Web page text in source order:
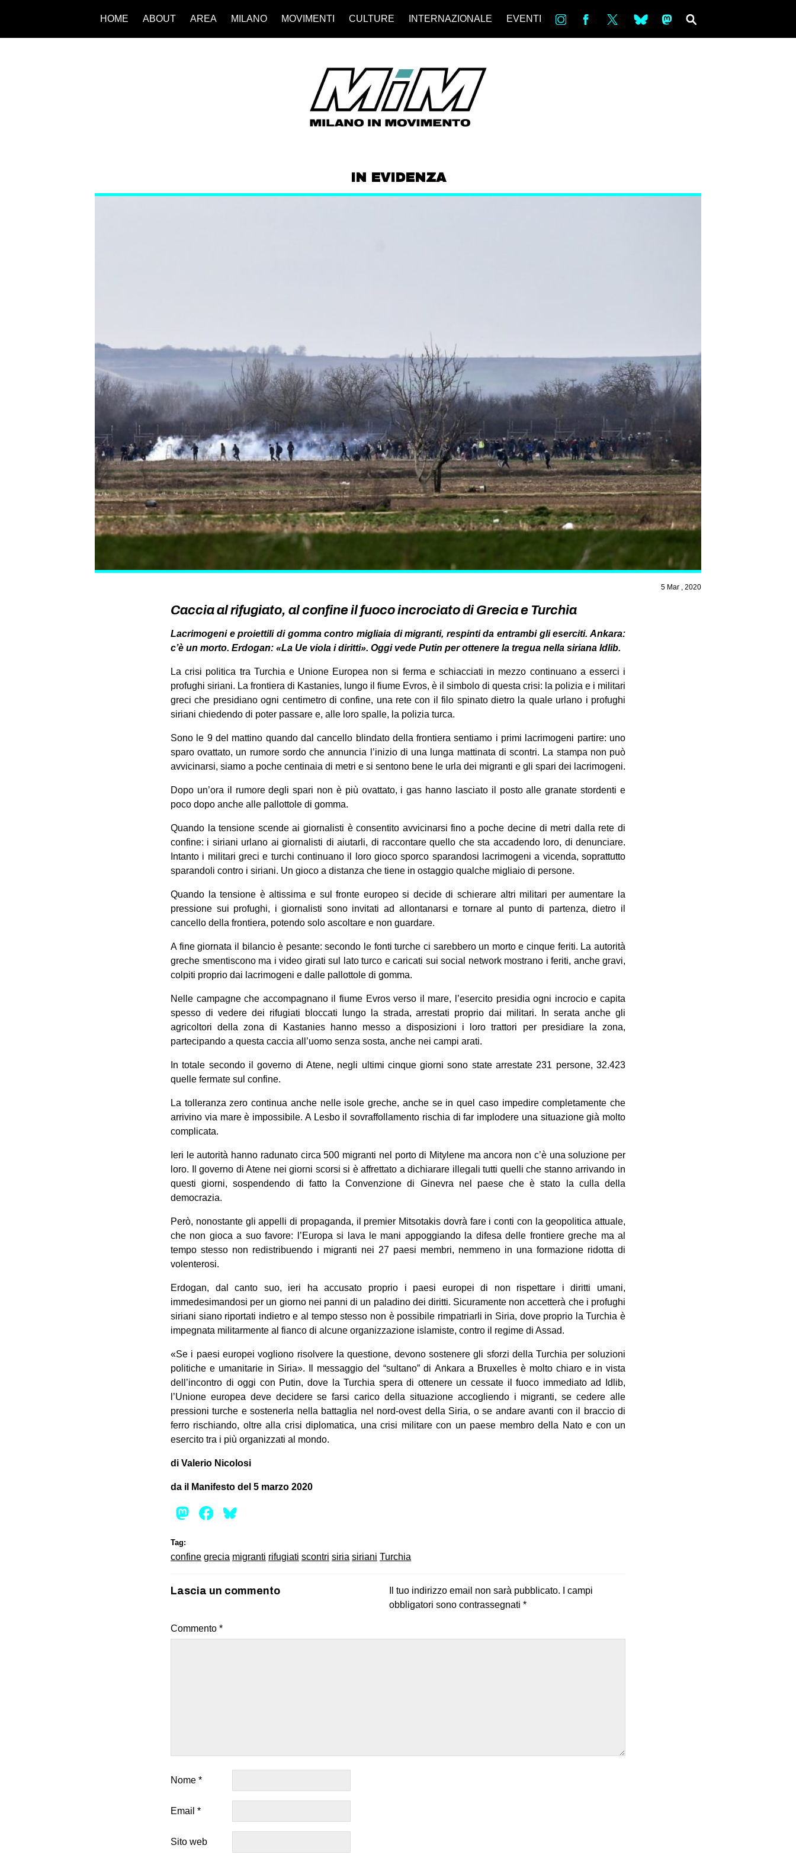
HOME ABOUT AREA MILANO MOVIMENTI CULTURE INTERNAZIONALE EVENTI in bsky ms
IN EVIDENZA
5 Mar , 2020
Caccia al rifugiato, al confine il fuoco incrociato di Grecia e Turchia
Lacrimogeni e proiettili di gomma contro migliaia di migranti, respinti da entrambi gli eserciti. Ankara:
c’è un morto. Erdogan: «La Ue viola i diritti». Oggi vede Putin per ottenere la tregua nella siriana Idlib.
La crisi politica tra Turchia e Unione Europea non si ferma e schiacciati in mezzo continuano a esserci i
profughi siriani. La frontiera di Kastanies, lungo il fiume Evros, è il simbolo di questa crisi: la polizia e i militari
greci che presidiano ogni centimetro di confine, una rete con il filo spinato dietro la quale urlano i profughi
siriani chiedendo di poter passare e, alle loro spalle, la polizia turca.
Sono le 9 del mattino quando dal cancello blindato della frontiera sentiamo i primi lacrimogeni partire: uno
sparo ovattato, un rumore sordo che annuncia l’inizio di una lunga mattinata di scontri. La stampa non può
avvicinarsi, siamo a poche centinaia di metri e si sentono bene le urla dei migranti e gli spari dei lacrimogeni.
Dopo un’ora il rumore degli spari non è più ovattato, i gas hanno lasciato il posto alle granate stordenti e
poco dopo anche alle pallottole di gomma.
Quando la tensione scende ai giornalisti è consentito avvicinarsi fino a poche decine di metri dalla rete di
confine: i siriani urlano ai giornalisti di aiutarli, di raccontare quello che sta accadendo loro, di denunciare.
Intanto i militari greci e turchi continuano il loro gioco sporco sparandosi lacrimogeni a vicenda, soprattutto
sparandoli contro i siriani. Un gioco a distanza che tiene in ostaggio qualche migliaio di persone.
Quando la tensione è altissima e sul fronte europeo si decide di schierare altri militari per aumentare la
pressione sui profughi, i giornalisti sono invitati ad allontanarsi e tornare al punto di partenza, dietro il
cancello della frontiera, potendo solo ascoltare e non guardare.
A fine giornata il bilancio è pesante: secondo le fonti turche ci sarebbero un morto e cinque feriti. La autorità
greche smentiscono ma i video girati sul lato turco e caricati sui social network mostrano i feriti, anche gravi,
colpiti proprio dai lacrimogeni e dalle pallottole di gomma.
Nelle campagne che accompagnano il fiume Evros verso il mare, l’esercito presidia ogni incrocio e capita
spesso di vedere dei rifugiati bloccati lungo la strada, arrestati proprio dai militari. In serata anche gli
agricoltori della zona di Kastanies hanno messo a disposizioni i loro trattori per presidiare la zona,
partecipando a questa caccia all’uomo senza sosta, anche nei campi arati.
In totale secondo il governo di Atene, negli ultimi cinque giorni sono state arrestate 231 persone, 32.423
quelle fermate sul confine.
La tolleranza zero continua anche nelle isole greche, anche se in quel caso impedire completamente che
arrivino via mare è impossibile. A Lesbo il sovraffollamento rischia di far implodere una situazione già molto
complicata.
Ieri le autorità hanno radunato circa 500 migranti nel porto di Mitylene ma ancora non c’è una soluzione per
loro. Il governo di Atene nei giorni scorsi si è affrettato a dichiarare illegali tutti quelli che stanno arrivando in
questi giorni, sospendendo di fatto la Convenzione di Ginevra nel paese che è stato la culla della
democrazia.
Però, nonostante gli appelli di propaganda, il premier Mitsotakis dovrà fare i conti con la geopolitica attuale,
che non gioca a suo favore: l’Europa si lava le mani appoggiando la difesa delle frontiere greche ma al
tempo stesso non redistribuendo i migranti nei 27 paesi membri, nemmeno in una formazione ridotta di
volenterosi.
Erdogan, dal canto suo, ieri ha accusato proprio i paesi europei di non rispettare i diritti umani,
immedesimandosi per un giorno nei panni di un paladino dei diritti. Sicuramente non accetterà che i profughi
siriani siano riportati indietro e al tempo stesso non è possibile rimpatriarli in Siria, dove proprio la Turchia è
impegnata militarmente al fianco di alcune organizzazione islamiste, contro il regime di Assad.
«Se i paesi europei vogliono risolvere la questione, devono sostenere gli sforzi della Turchia per soluzioni
politiche e umanitarie in Siria». Il messaggio del “sultano” di Ankara a Bruxelles è molto chiaro e in vista
dell’incontro di oggi con Putin, dove la Turchia spera di ottenere un cessate il fuoco immediato ad Idlib,
l’Unione europea deve decidere se farsi carico della situazione accogliendo i migranti, se cedere alle
pressioni turche e sostenerla nella battaglia nel nord-ovest della Siria, o se andare avanti con il braccio di
ferro rischiando, oltre alla crisi diplomatica, una crisi militare con un paese membro della Nato e con un
esercito tra i più organizzati al mondo.
di Valerio Nicolosi
da il Manifesto del 5 marzo 2020
Mastodon
Facebook
Tag:
confine grecia migranti rifugiati scontri siria siriani Turchia
Lascia un commento Il tuo indirizzo email non sarà pubblicato.
I campi
obbligatori sono contrassegnati *
Commento *
Nome *
Email *
Sito web